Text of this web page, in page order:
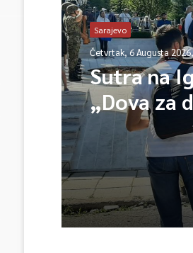
Sarajevo
Četvrtak, 6 Augusta
Sutra na
„Dova za